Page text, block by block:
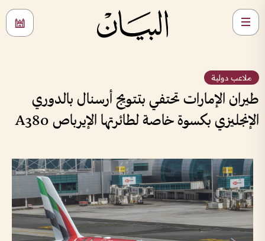
ملاعب دولية
طيران الإمارات تحتفي بتتويج أرسنال بالدوري
الإنجليزي بكسوة خاصة لطائرتها الإيرباص A380